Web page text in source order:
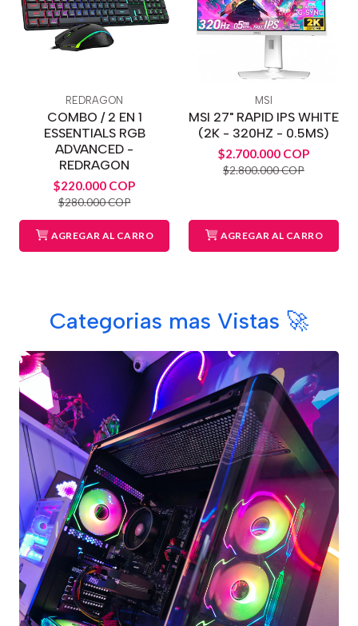
REDRAGON
COMBO / 2 EN 1
ESSENTIALS RGB
ADVANCED -
REDRAGON
$220.000 COP
$280.000 COP
AGREGAR AL CARRO
MSI
MSI 27" RAPID IPS WHITE
(2K - 320HZ - 0.5MS)
$2.700.000 COP
$2.800.000 COP
AGREGAR AL CARRO
Categorias mas Vistas 🚀